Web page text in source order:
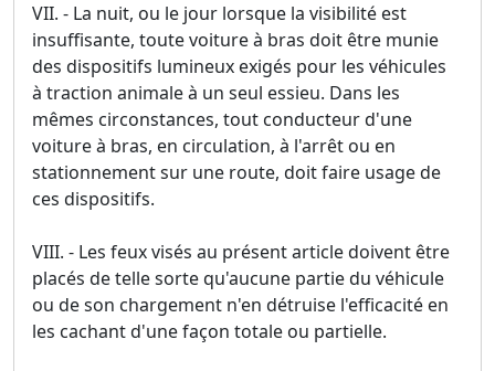
VII. - La nuit, ou le jour lorsque la visibilité est
insuffisante, toute voiture à bras doit être munie
des dispositifs lumineux exigés pour les véhicules
à traction animale à un seul essieu. Dans les
mêmes circonstances, tout conducteur d'une
voiture à bras, en circulation, à l'arrêt ou en
stationnement sur une route, doit faire usage de
ces dispositifs.
VIII. - Les feux visés au présent article doivent être
placés de telle sorte qu'aucune partie du véhicule
ou de son chargement n'en détruise l'efficacité en
les cachant d'une façon totale ou partielle.